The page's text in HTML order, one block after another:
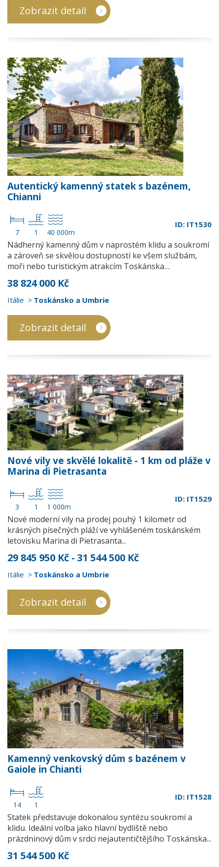
Zobrazit detail
Autentický kamenný statek s bazénem,
Chianni
7 1 40 000m
ID: IT1530
Nádherný kamenný dům v naprostém klidu a soukromí
a zároveň se skvělou dostupností ke všem službám,
moři nebo turistickým atrakcím Toskánska…
38 824 000 Kč
Itálie Toskánsko a Umbrie
Zobrazit detail
Nové vily ve skvělé lokalitě - 1 km od pláže v
Marina di Pietrasanta
3 1 1 000m
ID: IT1529
Nové moderní vily na prodej pouhý 1 kilometr od
krásných písečných pláží ve vyhlášeném toskánském
letovisku Marina di Pietrasanta...
29 845 950 Kč - 31 544 500 Kč
Itálie Toskánsko a Umbrie
Zobrazit detail
Kamenný venkovský dům s bazénem v
Gaiole in Chianti
14 1
ID: IT1528
Statek představuje dokonalou syntézu soukromí a
klidu. Ideální volba jako hlavní bydliště nebo
prázdninový dům v srdci nejautentičtějšího Toskánska...
31 544 500 Kč